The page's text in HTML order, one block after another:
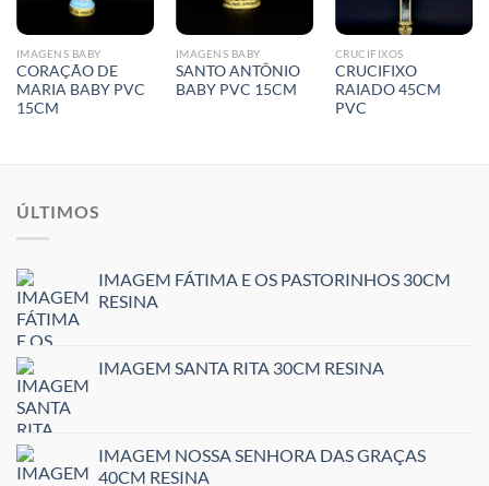
IMAGENS BABY
CORAÇÃO DE
MARIA BABY PVC
15CM
IMAGENS BABY
SANTO ANTÔNIO
BABY PVC 15CM
CRUCIFIXOS
CRUCIFIXO
RAIADO 45CM
PVC
ÚLTIMOS
IMAGEM FÁTIMA E OS PASTORINHOS 30CM
RESINA
IMAGEM SANTA RITA 30CM RESINA
IMAGEM NOSSA SENHORA DAS GRAÇAS
40CM RESINA